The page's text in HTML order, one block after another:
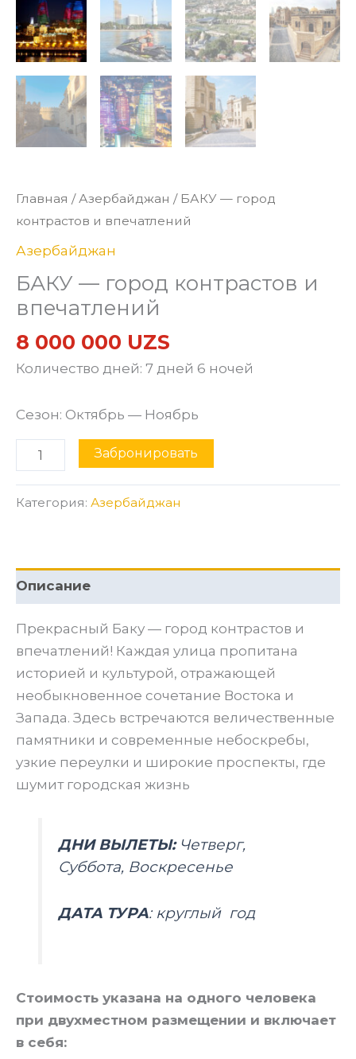
Главная / Азербайджан / БАКУ — город
контрастов и впечатлений
Азербайджан
БАКУ — город контрастов и
впечатлений
8 000 000 UZS
Количество дней: 7 дней 6 ночей
Сезон: Октябрь — Ноябрь
Забронировать
Категория: Азербайджан
Описание
Прекрасный Баку — город контрастов и
впечатлений! Каждая улица пропитана
историей и культурой, отражающей
необыкновенное сочетание Востока и
Запада. Здесь встречаются величественные
памятники и современные небоскребы,
узкие переулки и широкие проспекты, где
шумит городская жизнь
ДНИ ВЫЛЕТЫ:Четверг,
Суббота, Воскресенье
ДАТА ТУРА: круглый год
Стоимость указана на одного человека
при двухместном размещении и включает
в себя: